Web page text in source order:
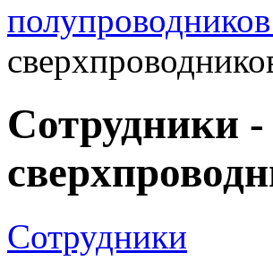
Сотрудники
Сотрудники